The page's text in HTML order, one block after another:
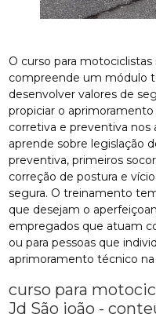
O curso para
compreende um módulo
desenvolver valores de
propiciar o
corretiva e preventiva nos
aprende sobre legislação
preventiva, primeiros
correção de postura e
segura. O treinamento
que desejam o
empregados que atuam
ou para pessoas que
aprimoramento técnico
curso para
Jd São joão -